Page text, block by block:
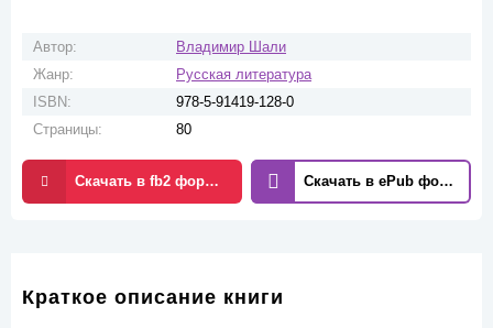
Автор:
Владимир Шали
Жанр:
Русская литература
ISBN:
978-5-91419-128-0
Страницы:
80
Скачать в fb2 формате Скачать в ePub формате
Краткое описание книги